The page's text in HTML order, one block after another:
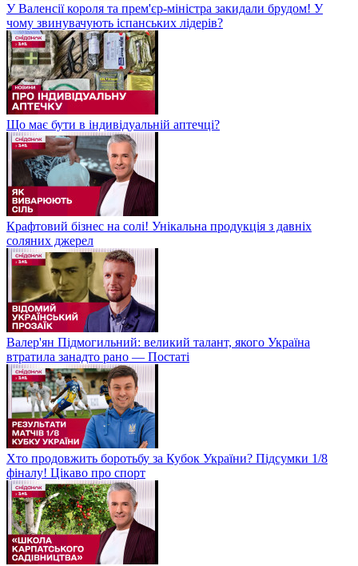
У Валенсії короля та прем'єр-міністра закидали брудом! У
чому звинувачують іспанських лідерів?
Що має бути в індивідуальній аптечці?
Крафтовий бізнес на солі! Унікальна продукція з давніх
соляних джерел
Валер'ян Підмогильний: великий талант, якого Україна
втратила занадто рано — Постаті
Хто продовжить боротьбу за Кубок України? Підсумки 1/8
фіналу! Цікаво про спорт